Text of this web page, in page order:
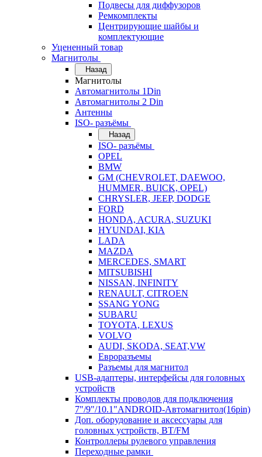
Подвесы для диффузоров
Ремкомплекты
Центрирующие шайбы и
комплектующие
Уцененный товар
Магнитолы
Назад
Магнитолы
Автомагнитолы 1Din
Автомагнитолы 2 Din
Антенны
ISO- разъёмы
Назад
ISO- разъёмы
OPEL
BMW
GM (CHEVROLET, DAEWOO,
HUMMER, BUICK, OPEL)
CHRYSLER, JEEP, DODGE
FORD
HONDA, ACURA, SUZUKI
HYUNDAI, KIA
LADA
MAZDA
MERCEDES, SMART
MITSUBISHI
NISSAN, INFINITY
RENAULT, CITROEN
SSANG YONG
SUBARU
TOYOTA, LEXUS
VOLVO
AUDI, SKODA, SEAT,VW
Евроразъемы
Разъемы для магнитол
USB-адаптеры, интерфейсы для головных
устройств
Комплекты проводов для подключения
7"/9"/10.1"ANDROID-Автомагнитол(16pin)
Доп. оборудование и аксессуары для
головных устройств, BT/FM
Контроллеры рулевого управления
Переходные рамки